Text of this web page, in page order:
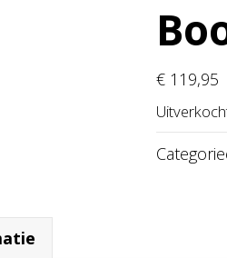
€ 119,95